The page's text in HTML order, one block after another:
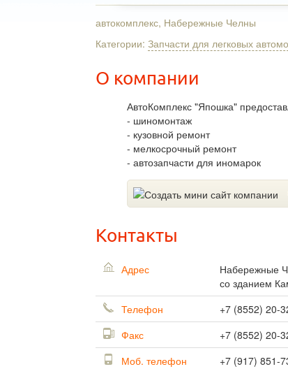
автокомплекс, Набережные Челны
Категории: Запчасти для легковых
О компании
АвтоКомплекс "Япошка"
- шиномонтаж
- кузовной ремонт
- мелкосрочный ремонт
- автозапчасти для иномарок
Контакты
Адрес Набережные
со зданием
Телефон
+7 (8552) 20-
Факс
+7 (8552) 20-
Моб. телефон
+7 (917) 851-